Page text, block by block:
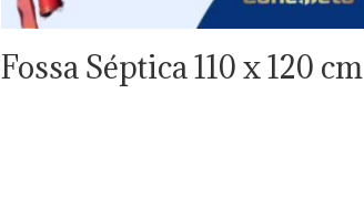
Fossa Séptica 110 x 120 cm